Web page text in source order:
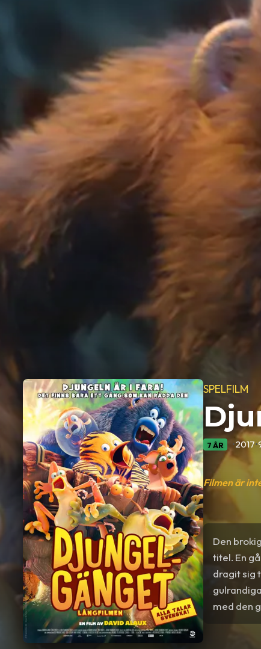
SPELFILM
7 ÅR •2017•
Filmen är
Den
titel. En
dragit sig
med den
koalans
som